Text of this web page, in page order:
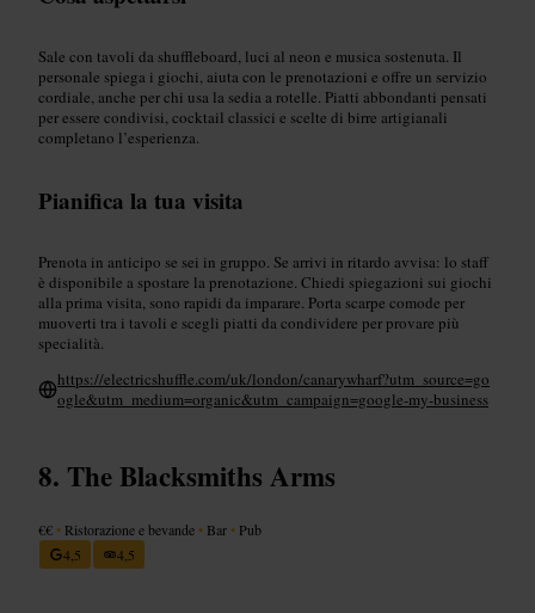
Sale con tavoli da shuffleboard, luci al neon e musica sostenuta. Il
personale spiega i giochi, aiuta con le prenotazioni e offre un servizio
cordiale, anche per chi usa la sedia a rotelle. Piatti abbondanti pensati
per essere condivisi, cocktail classici e scelte di birre artigianali
completano l’esperienza.
Pianifica la tua visita
Prenota in anticipo se sei in gruppo. Se arrivi in ritardo avvisa: lo staff
è disponibile a spostare la prenotazione. Chiedi spiegazioni sui giochi
alla prima visita, sono rapidi da imparare. Porta scarpe comode per
muoverti tra i tavoli e scegli piatti da condividere per provare più
specialità.
https://electricshuffle.com/uk/london/canarywharf?utm_source=go
ogle&utm_medium=organic&utm_campaign=google-my-business
The Blacksmiths Arms
€€ • Ristorazione e bevande • Bar • Pub
4,5
4,5